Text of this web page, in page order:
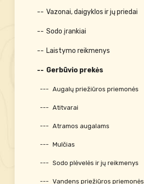
Vazonai, daigyklos ir jų priedai
Sodo įrankiai
Laistymo reikmenys
Gerbūvio prekės
Augalų priežiūros priemonės
Atitvarai
Atramos augalams
Mulčias
Sodo plėvelės ir jų reikmenys
Vandens priežiūros priemonės